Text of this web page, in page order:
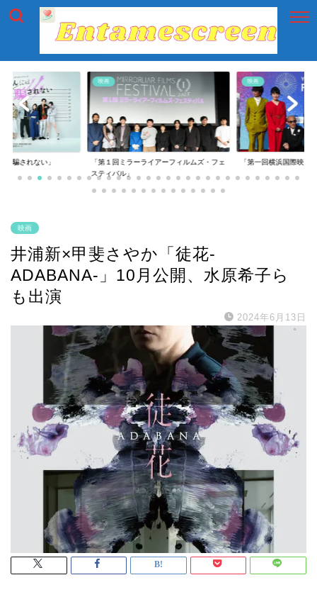
は騙されない」
映画
「第１回ミラーライアーフィルムズ・フェ
スティバル」
映画
「第一回横浜国際映画
映画
井浦新×甲斐さやか「徒花-
ADABANA-」10月公開、水原希子ら
も出演
2024年6月13日